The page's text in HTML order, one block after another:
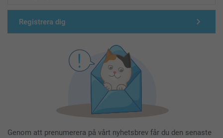
Registrera dig
Genom att prenumerera på vårt nyhetsbrev får du den senaste